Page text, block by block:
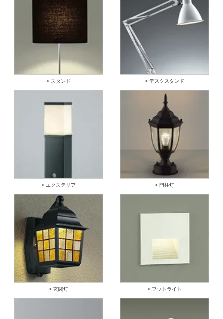
> スタンド > デスクスタンド
> エクステリア > 門柱灯
> 玄関灯 > フットライト